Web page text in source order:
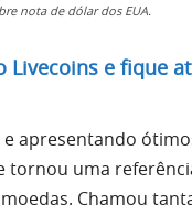
nota de dólar dos EUA.
Livecoins e fique
apresentando
tornou uma
Chamou